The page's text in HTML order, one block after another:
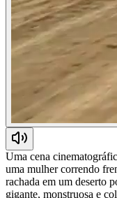
Uma cena
uma mulher correndo
rachada em um deserto
gigante, monstruosa e